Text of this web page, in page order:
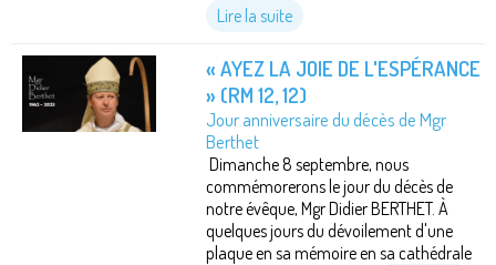
Lire la suite
« AYEZ LA JOIE DE L'ESPÉRANCE
» (RM 12, 12)
Jour anniversaire du décès de Mgr
Berthet
Dimanche 8 septembre, nous
commémorerons le jour du décès de
notre évêque, Mgr Didier BERTHET. À
quelques jours du dévoilement d'une
plaque en sa mémoire en sa cathédrale